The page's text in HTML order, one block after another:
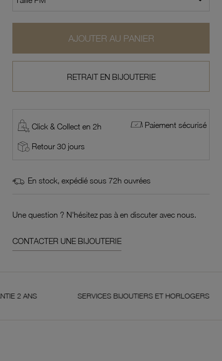
AJOUTER AU PANIER
RETRAIT EN BIJOUTERIE
Click & Collect en 2h Paiement sécurisé
Retour 30 jours
En stock, expédié sous 72h ouvrées
Une question ? N'hésitez pas à en discuter avec nous.
CONTACTER UNE BIJOUTERIE
SERVICES BIJOUTIERS ET HORLOGERS